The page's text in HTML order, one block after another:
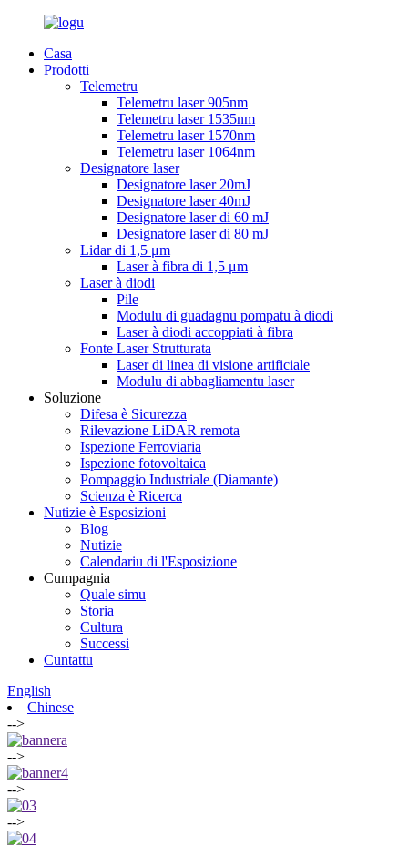
Casa
Prodotti
Telemetru
Telemetru laser 905nm
Telemetru laser 1535nm
Telemetru laser 1570nm
Telemetru laser 1064nm
Designatore laser
Designatore laser 20mJ
Designatore laser 40mJ
Designatore laser di 60 mJ
Designatore laser di 80 mJ
Lidar di 1,5 μm
Laser à fibra di 1,5 μm
Laser à diodi
Pile
Modulu di guadagnu pompatu à diodi
Laser à diodi accoppiati à fibra
Fonte Laser Strutturata
Laser di linea di visione artificiale
Modulu di abbagliamentu laser
Soluzione
Difesa è Sicurezza
Rilevazione LiDAR remota
Ispezione Ferroviaria
Ispezione fotovoltaica
Pompaggio Industriale (Diamante)
Scienza è Ricerca
Nutizie è Esposizioni
Blog
Nutizie
Calendariu di l'Esposizione
Cumpagnia
Quale simu
Storia
Cultura
Successi
Cuntattu
English
Chinese
-->
-->
-->
-->